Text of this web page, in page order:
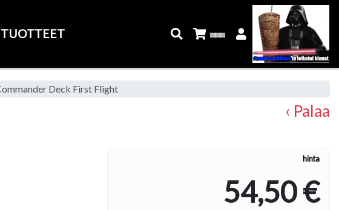
Deck First Flight
‹ Palaa
hinta
54,50 €